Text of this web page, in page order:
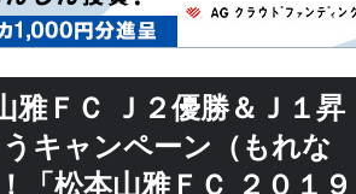
雅ＦＣ Ｊ２優勝＆Ｊ１昇
キャンペーン（もれな
「松本山雅ＦＣ ２０１９